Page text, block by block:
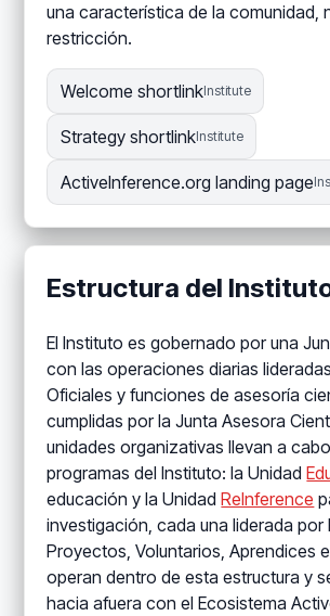
una característica de la comunidad,
restricción.
Welcome shortlinkInstitute
Strategy shortlinkInstitute
ActiveInference.org landing page
Estructura del
El Instituto es gobernado por una
con las operaciones diarias
Oficiales y funciones de asesoría
cumplidas por la Junta Asesora
unidades organizativas llevan a
programas del Instituto: la Unidad
educación y la UnidadReInference
investigación, cada una liderada por
Proyectos, Voluntarios, Aprendices
operan dentro de esta estructura y
hacia afuera con el Ecosistema